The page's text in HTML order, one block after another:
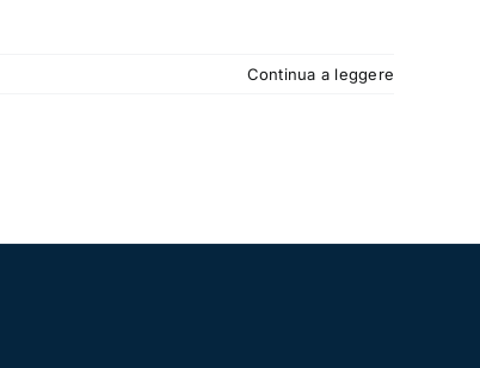
Continua a leggere